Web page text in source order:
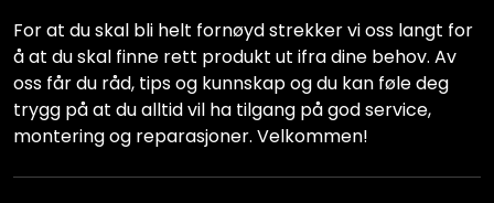
For at du skal bli helt fornøyd strekker vi oss langt for
å at du skal finne rett produkt ut ifra dine behov. Av
oss får du råd, tips og kunnskap og du kan føle deg
trygg på at du alltid vil ha tilgang på god service,
montering og reparasjoner. Velkommen!